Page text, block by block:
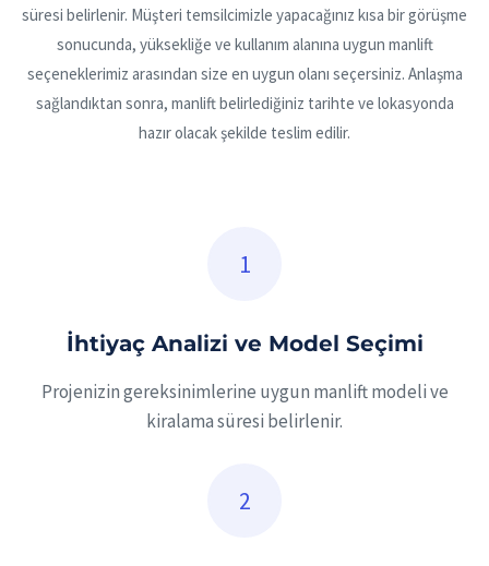
süresi belirlenir. Müşteri temsilcimizle yapacağınız kısa bir görüşme
sonucunda, yüksekliğe ve kullanım alanına uygun manlift
seçeneklerimiz arasından size en uygun olanı seçersiniz. Anlaşma
sağlandıktan sonra, manlift belirlediğiniz tarihte ve lokasyonda
hazır olacak şekilde teslim edilir.
İhtiyaç Analizi ve Model Seçimi
Projenizin gereksinimlerine uygun manlift modeli ve
kiralama süresi belirlenir.